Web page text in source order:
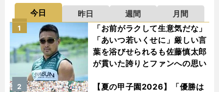
今日 昨日 週間
月間
「お前がラクして生意気だな」
「あいつ若いくせに」厳しい言
葉を浴びせられるも佐藤慎太郎
が貫いた誇りとファンへの思い
1
【夏の甲子園2026】「優勝は
2